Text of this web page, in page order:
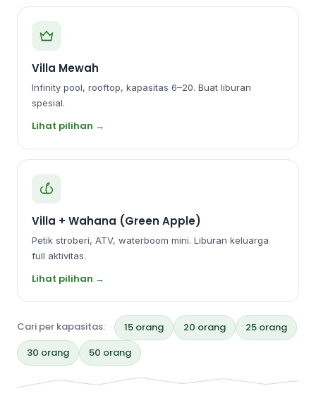
Villa Mewah
Infinity pool, rooftop, kapasitas 6–20. Buat liburan
spesial.
Lihat pilihan →
Villa + Wahana (Green Apple)
Petik stroberi, ATV, waterboom mini. Liburan keluarga
full aktivitas.
Lihat pilihan →
Cari per kapasitas: 15 orang 20 orang
25 orang
30 orang
50 orang